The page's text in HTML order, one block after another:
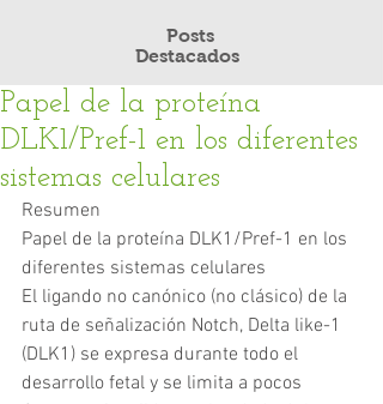
Posts
Destacados
Papel de la proteína
DLK1/Pref-1 en los diferentes
sistemas celulares
Resumen
Papel de la proteína DLK1/Pref-1 en los
diferentes sistemas celulares
El ligando no canónico (no clásico) de la
ruta de señalización Notch, Delta like-1
(DLK1) se expresa durante todo el
desarrollo fetal y se limita a pocos